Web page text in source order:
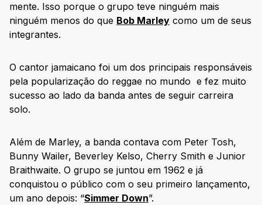
mente. Isso porque o grupo teve ninguém mais
ninguém menos do que Bob Marley como um de seus
integrantes.
O cantor jamaicano foi um dos principais responsáveis
pela popularização do reggae no mundo e fez muito
sucesso ao lado da banda antes de seguir carreira
solo.
Além de Marley, a banda contava com Peter Tosh,
Bunny Wailer, Beverley Kelso, Cherry Smith e Junior
Braithwaite. O grupo se juntou em 1962 e já
conquistou o público com o seu primeiro lançamento,
um ano depois: “Simmer Down”.